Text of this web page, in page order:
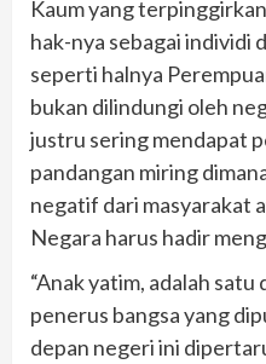
Kaum yang
hak-nya sebagai individi
seperti halnya
bukan dilindungi oleh
justru sering mendapat
pandangan miring
negatif dari masyarakat
Negara harus hadir
“Anak yatim, adalah
penerus bangsa yang
depan negeri ini